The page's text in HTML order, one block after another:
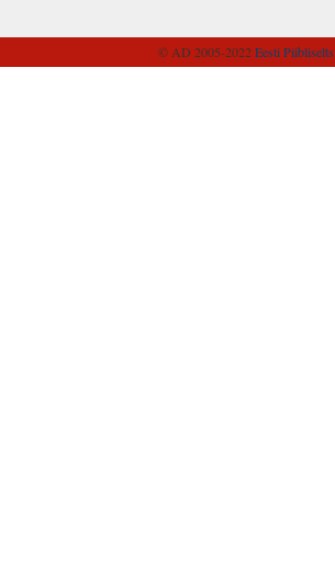
© AD 2005-2022Eesti Piibliselts